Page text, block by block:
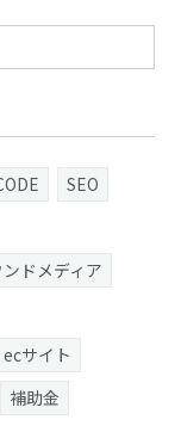
SEO
ドメディア
ecサイト
補助金